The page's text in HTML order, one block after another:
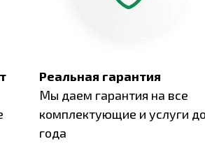
Реальная гарантия
Мы даем гарантия на все
комплектующие и услуги
года